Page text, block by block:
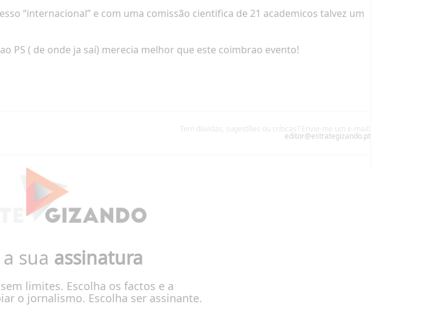
“internacional” e com uma comissão cientifica de 21 academicos talvez um
PS ( de onde ja saí) merecia melhor que este coimbrao evento!
Tem dúvidas, sugestões ou críticas? Envie-me um e-mail:
editor@estrategizando.pt
sua assinatura
limites. Escolha os factos e a
o jornalismo. Escolha ser assinante.